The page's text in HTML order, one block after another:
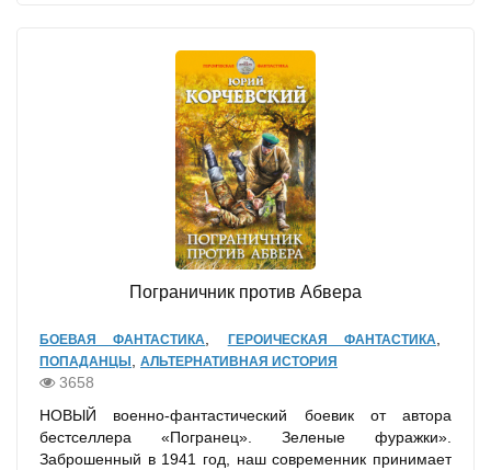
Пограничник против Абвера
БОЕВАЯ ФАНТАСТИКА ГЕРОИЧЕСКАЯ ФАНТАСТИКА
ПОПАДАНЦЫ АЛЬТЕРНАТИВНАЯ ИСТОРИЯ
3658
НОВЫЙ военно-фантастический боевик от автора
бестселлера «Погранец». Зеленые фуражки».
Заброшенный в 1941 год, наш современник принимает